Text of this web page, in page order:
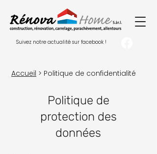
Suivez notre actualité sur facebook !
Accueil > Politique de confidentialité
Politique de
protection des
données